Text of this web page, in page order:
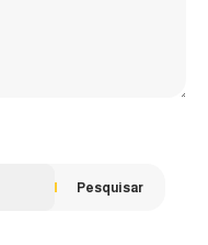
Pesquisar